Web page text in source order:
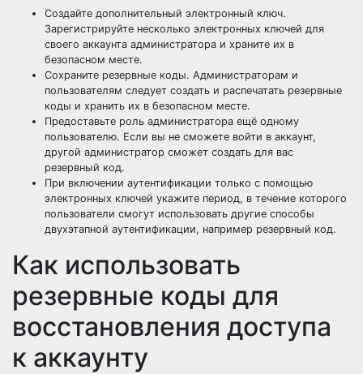
Создайте дополнительный электронный ключ.
Зарегистрируйте несколько электронных ключей для
своего аккаунта администратора и храните их в
безопасном месте.
Сохраните резервные коды. Администраторам и
пользователям следует создать и распечатать резервные
коды и хранить их в безопасном месте.
Предоставьте роль администратора ещё одному
пользователю. Если вы не сможете войти в аккаунт,
другой администратор сможет создать для вас
резервный код.
При включении аутентификации только с помощью
электронных ключей укажите период, в течение которого
пользователи смогут использовать другие способы
двухэтапной аутентификации, например резервный код.
Как использовать
резервные коды для
восстановления доступа
к аккаунту